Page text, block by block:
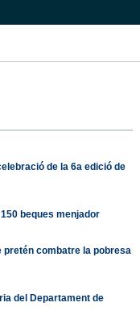
de la 6a edició de
beques menjador
pretén combatre la pobresa
del Departament de